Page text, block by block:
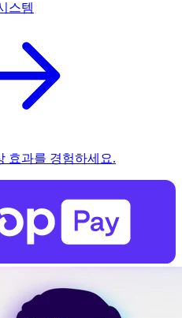
스템
효과를 경험하세요.